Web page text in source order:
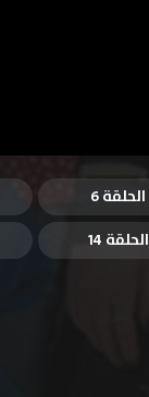
الحلقة 6
الحلقة 14